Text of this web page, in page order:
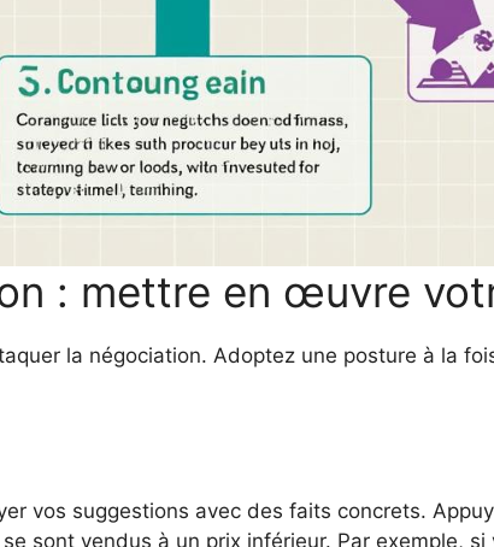
: mettre en œuvre
la négociation. Adoptez une posture à la
vos suggestions avec des faits concrets.
sont vendus à un prix inférieur. Par exemple,